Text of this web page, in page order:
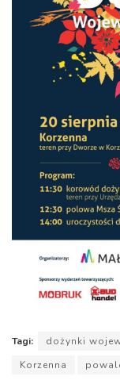
Tagi: dożynki
Korzenna